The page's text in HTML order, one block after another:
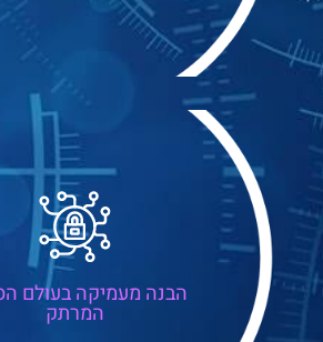
הבנה מעמיקה בעולם
המרתק